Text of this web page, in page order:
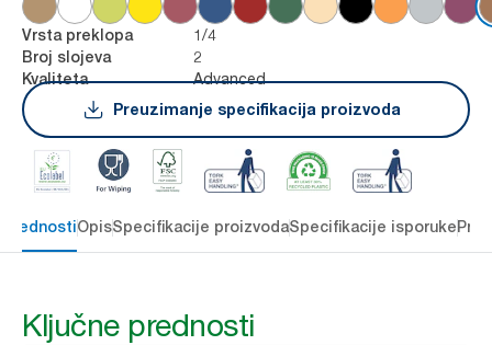
Vrsta preklopa 1/4
Broj slojeva 2
Kvaliteta
Advanced
Preuzimanje specifikacija proizvoda
prednostiOpisSpecifikacije proizvodaSpecifikacije isporuke
Ključne prednosti